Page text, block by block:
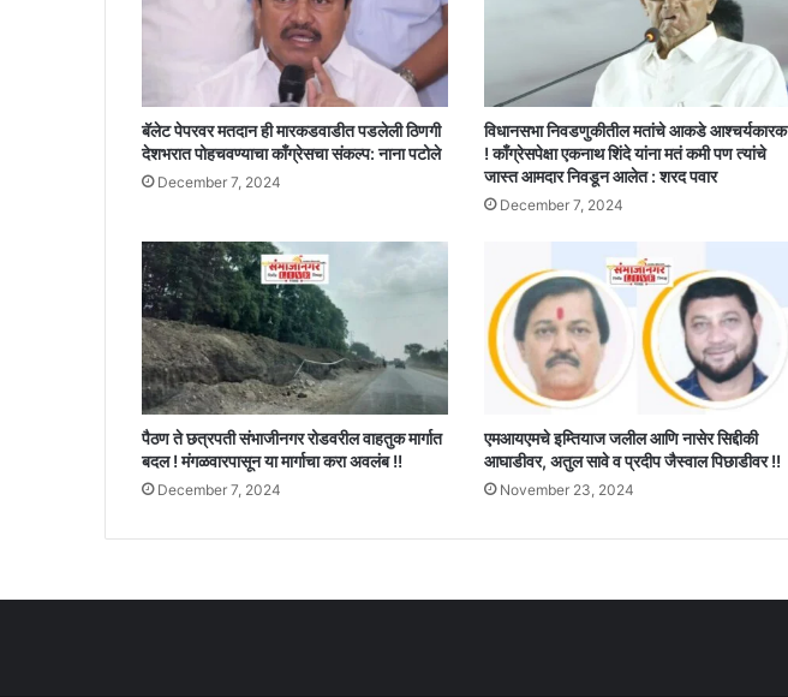
बॅलेट पेपरवर मतदान ही मारकडवाडीत पडलेली ठिणगी
देशभरात पोहचवण्याचा काँग्रेसचा संकल्प: नाना पटोले
December 7, 2024
विधानसभा निवडणुकीतील मतांचे आकडे आश्चर्यकारक
! काँग्रेसपेक्षा एकनाथ शिंदे यांना मतं कमी पण त्यांचे
जास्त आमदार निवडून आलेत : शरद पवार
December 7, 2024
पैठण ते छत्रपती संभाजीनगर रोडवरील वाहतुक मार्गात
बदल ! मंगळवारपासून या मार्गाचा करा अवलंब !!
December 7, 2024
एमआयएमचे इम्तियाज जलील आणि नासेर सिद्दीकी
आघाडीवर, अतुल सावे व प्रदीप जैस्वाल पिछाडीवर !!
November 23, 2024